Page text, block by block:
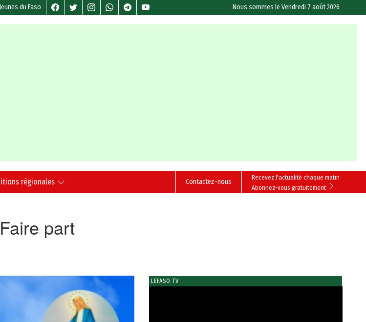
Jeunes du Faso Nous sommes leVendredi 7 août 2026
régionales
Recevez l'actualité chaque matin
Abonnez-vous gratuitement
Contactez-nous
part
LEFASO TV